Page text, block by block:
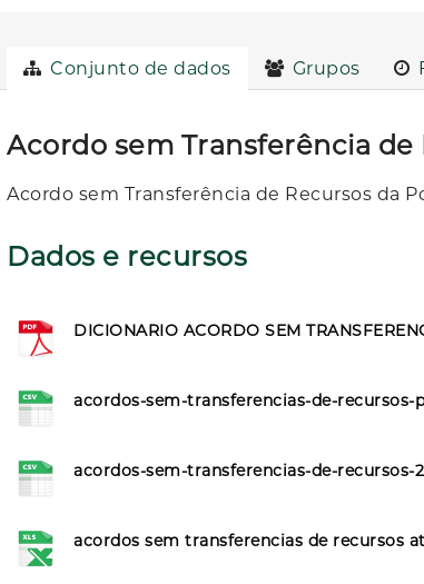
Conjunto de dados Grupos
Acordo sem Transferência de
Acordo sem Transferência de Recursos da
Dados e recursos
DICIONARIO ACORDO SEM
acordos-sem-transferencias-de-recursos-
acordos-sem-transferencias-de-recursos-
acordos sem transferencias de recursos